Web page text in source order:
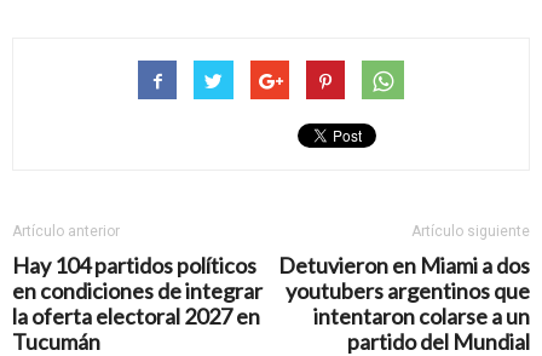
Artículo anterior
Hay 104 partidos políticos
en condiciones de integrar
la oferta electoral 2027 en
Tucumán
Artículo siguiente
Detuvieron en Miami a dos
youtubers argentinos que
intentaron colarse a un
partido del Mundial